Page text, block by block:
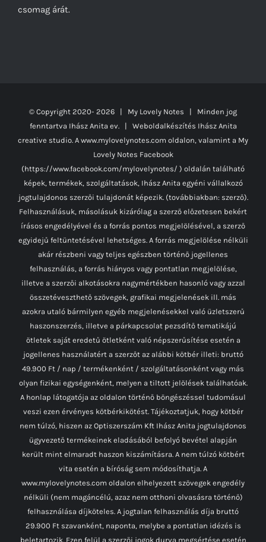
csomag árát.
© Copyright 2020- 2026 | My Lovely Notes | Minden jog
fenntartva Ihász Anita ev. | Weboldalkészítés Ihász Anita
creative studio. A www.mylovelynotes.com oldalon, valamint a My
Lovely Notes Facebook
(https://www.facebook.com/mylovelynotes/ ) oldalán található
képek, termékek, szolgáltatások, Ihász Anita egyéni vállalkozó
jogtulajdonos szerzői tulajdonát képezik. (továbbiakban: szerző).
Felhasználásuk, másolásuk kizárólag a szerző előzetesen bekért
írásos engedélyével és a forrás pontos megjelölésével, a szerző
egyidejű feltüntetésével lehetséges. A forrás megjelölése nélküli
akár részbeni vagy teljes egészben történő jogellenes
felhasználás, a forrás hiányos vagy pontatlan megjelölése,
illetve a szerzői alkotásokra nagymértékben hasonló vagy azzal
összetéveszthető szövegek, grafikai megjelenések ill. más
azokra utaló bármilyen egyéb megjelenésekkel való üzletszerű
haszonszerzés, illetve a párkapcsolat pezsdítő tematikájú
ötletek saját eredetű ötletként való népszerűsítése esetén a
jogellenes használatért a szerzőt az alábbi kötbér illeti: bruttó
49.900 Ft / nap / termékenként / szolgáltatásonként vagy más
olyan fizikai egységenként, melyen a tiltott jelölések találhatóak.
A honlap látogatója az oldalon történő böngészéssel tudomásul
veszi ezen érvényes kötbérkikötést. Tájékoztatjuk, hogy kötbér
nem túlzó, hiszen az Optiszerszám Kft Ihász Anita jogtulajdonos
ügyvezető termékeinek eladásából befolyó bevétel alapján
került mint elmaradt haszon kiszámításra. A nem túlzó kötbért
vita esetén a bíróság sem módosíthatja. A
www.mylovelynotes.com oldalon elhelyezett szövegek engedély
nélküli (nem magáncélú, azaz nem otthoni olvasásra történő)
felhasználása díjköteles. A jogtalan felhasználás díja bruttó
29.900 Ft szavanként, naponta, melybe a pontatlan idézés is
beletartozik. Ezen felül a szerzői jogok durva megsértése esetén